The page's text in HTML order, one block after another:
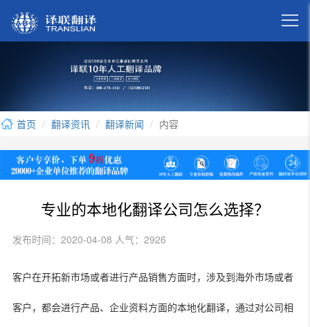

首页 翻译资讯 翻译新闻 内容
专业的本地化翻译公司怎么选择？
发布时间：2020-04-08 人气：2926
客户在开拓新市场或者进行产品销售方面时，涉及到海外市场或者
客户，都会进行产品、企业资料方面的本地化翻译，通过对公司相